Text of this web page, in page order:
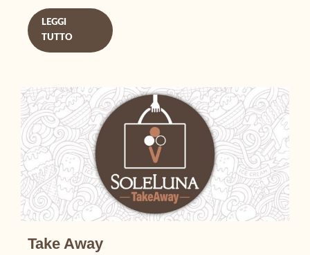
LEGGI
TUTTO
Take Away